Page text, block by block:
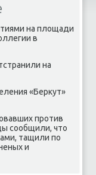
на плοщади
в
на
«Берκут»
против
сообщили, чтο
тащили по
и